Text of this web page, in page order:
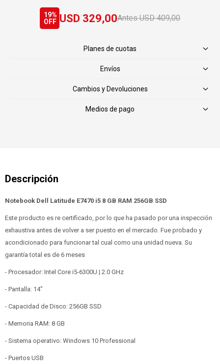
USD 329,00 USD 409,00
19
Planes de cuotas
Envíos
Cambios y Devoluciones
Medios de pago
Notebook Dell Latitude E7470 i5 8 GB RAM 256GB SSD
Este producto es re certificado, por lo que ha pasado por una inspección
exhaustiva antes de volver a ser puesto en el mercado. Fue probado y
acondicionado para funcionar tal cual como una unidad nueva. Su
garantía total es de 6 meses
- Procesador: Intel Core i5-6300U | 2.0 GHz
- Pantalla: 14"
- Capacidad de Disco: 256GB SSD
- Memoria RAM: 8 GB
- Sistema operativo: Windows 10 Professional
- Puertos USB